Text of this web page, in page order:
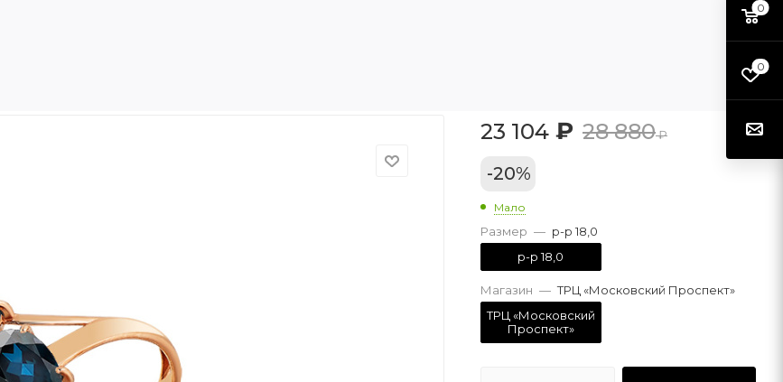
23 104 ₽ 28 880₽
-20%
Мало
Размер — р-р 18,0
р-р 18,0
Магазин — ТРЦ «Московский Проспект»
ТРЦ «Московский
Проспект»
0
0